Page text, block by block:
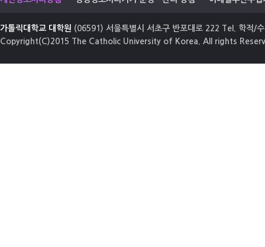
가톨릭대학교 대학원 (06591) 서울특별시 서초구 반포대로 222 Tel. 학적/
Copyright(C)2015 The Catholic University of Korea. All rights